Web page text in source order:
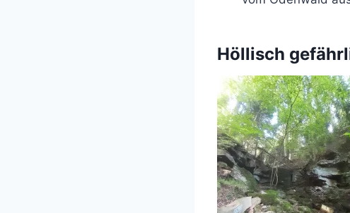
Höllisch